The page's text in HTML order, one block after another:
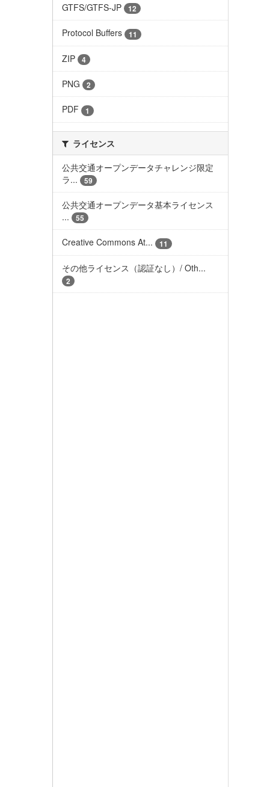
GTFS/GTFS-JP 12
Protocol Buffers 11
ZIP 4
PNG 2
PDF 1
ライセンス
公共交通オープンデータチャレンジ限定
ラ...
59
公共交通オープンデータ基本ライセンス
...
55
Creative Commons At... 11
その他ライセンス（認証なし）/ Oth...
2